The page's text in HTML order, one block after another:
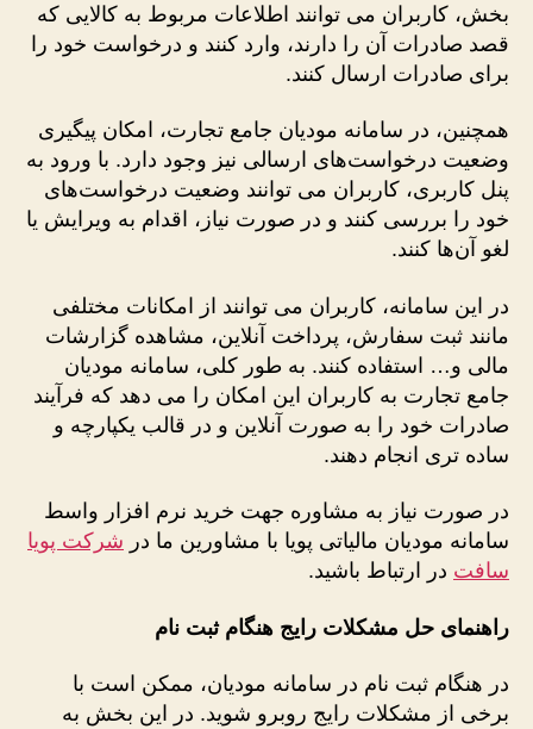
بخش، کاربران می ‌توانند اطلاعات مربوط به کالایی که
قصد صادرات آن را دارند، وارد کنند و درخواست خود را
برای صادرات ارسال کنند.
همچنین، در سامانه مودیان جامع تجارت، امکان پیگیری
وضعیت درخواست‌های ارسالی نیز وجود دارد. با ورود به
پنل کاربری، کاربران می‌ توانند وضعیت درخواست‌های
خود را بررسی کنند و در صورت نیاز، اقدام به ویرایش یا
لغو آن‌ها کنند.
در این سامانه، کاربران می ‌توانند از امکانات مختلفی
مانند ثبت سفارش، پرداخت آنلاین، مشاهده گزارشات
مالی و… استفاده کنند. به طور کلی، سامانه مودیان
جامع تجارت به کاربران این امکان را می‌ دهد که فرآیند
صادرات خود را به صورت آنلاین و در قالب یکپارچه و
ساده ‌تری انجام دهند.
در صورت نیاز به مشاوره جهت خرید نرم افزار واسط
سامانه مودیان مالیاتی پویا با مشاورین ما در شرکت پویا
سافت در ارتباط باشید.
راهنمای حل مشکلات رایج هنگام ثبت نام
در هنگام ثبت نام در سامانه مودیان، ممکن است با
برخی از مشکلات رایج روبرو شوید. در این بخش به